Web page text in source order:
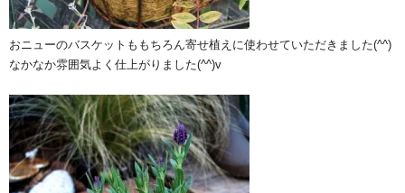
おニューのバスケットももちろん寄せ植えに使わせていただきました(^^)
なかなか雰囲気よく仕上がりました(^^)v